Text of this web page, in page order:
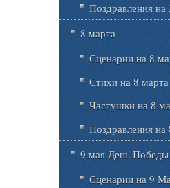
Поздравления на
8 марта
Сценарии на 8
Стихи на 8 марта
Частушки на 8
Поздравления на
9 мая День Победы
Сценарии на 9